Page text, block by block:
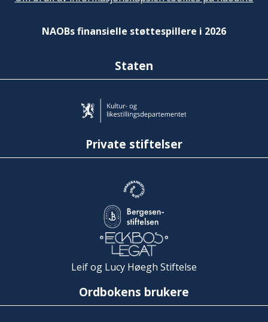
NAOBs finansielle støttespillere i 2026
Staten
Private stiftelser
Leif og Lucy Høegh Stiftelse
Ordbokens brukere